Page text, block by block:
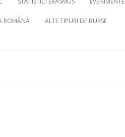
ROMÂNĂ ALTE TIPURI DE BURSE